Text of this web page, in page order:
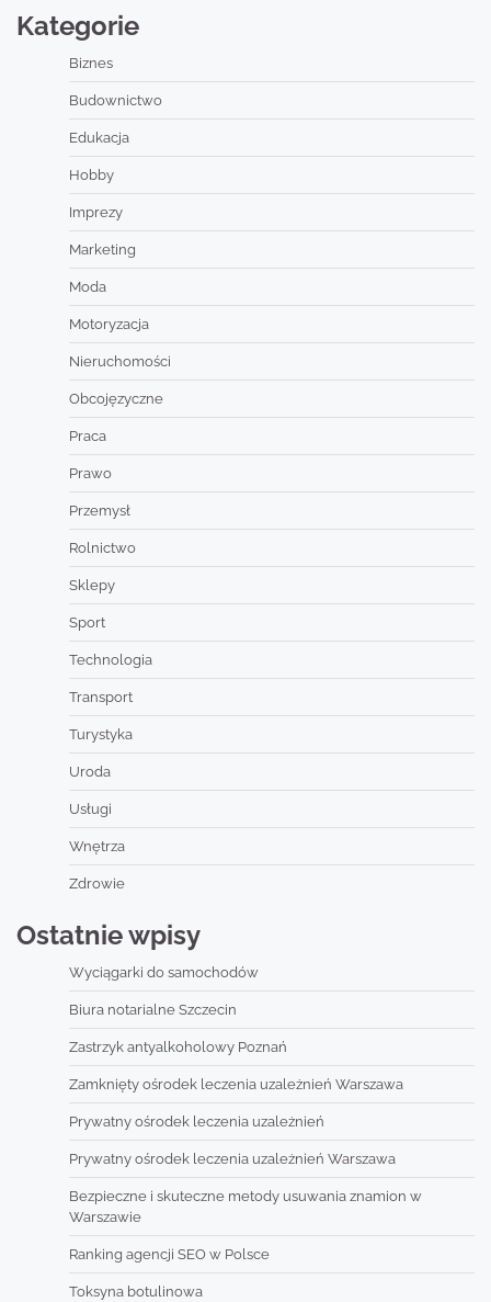
Kategorie
Biznes
Budownictwo
Edukacja
Hobby
Imprezy
Marketing
Moda
Motoryzacja
Nieruchomości
Obcojęzyczne
Praca
Prawo
Przemysł
Rolnictwo
Sklepy
Sport
Technologia
Transport
Turystyka
Uroda
Usługi
Wnętrza
Zdrowie
Ostatnie wpisy
Wyciągarki do samochodów
Biura notarialne Szczecin
Zastrzyk antyalkoholowy Poznań
Zamknięty ośrodek leczenia uzależnień Warszawa
Prywatny ośrodek leczenia uzależnień
Prywatny ośrodek leczenia uzależnień Warszawa
Bezpieczne i skuteczne metody usuwania znamion w
Warszawie
Ranking agencji SEO w Polsce
Toksyna botulinowa